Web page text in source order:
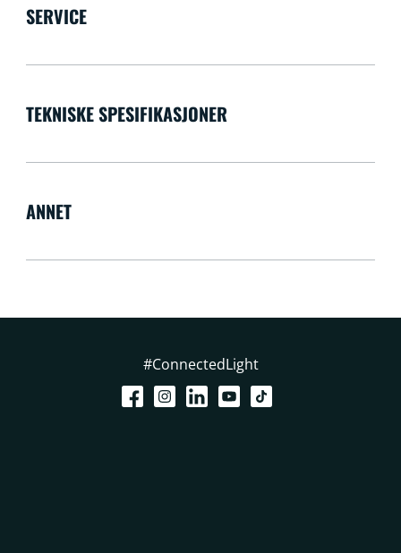
SERVICE
TEKNISKE SPESIFIKASJONER
ANNET
#ConnectedLight